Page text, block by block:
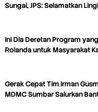
Sungai, JPS: Selamatkan
Ini Dia Deretan Program
Rolanda untuk Masyarakat
Gerak Cepat Tim Irman
MDMC Sumbar Salurkan